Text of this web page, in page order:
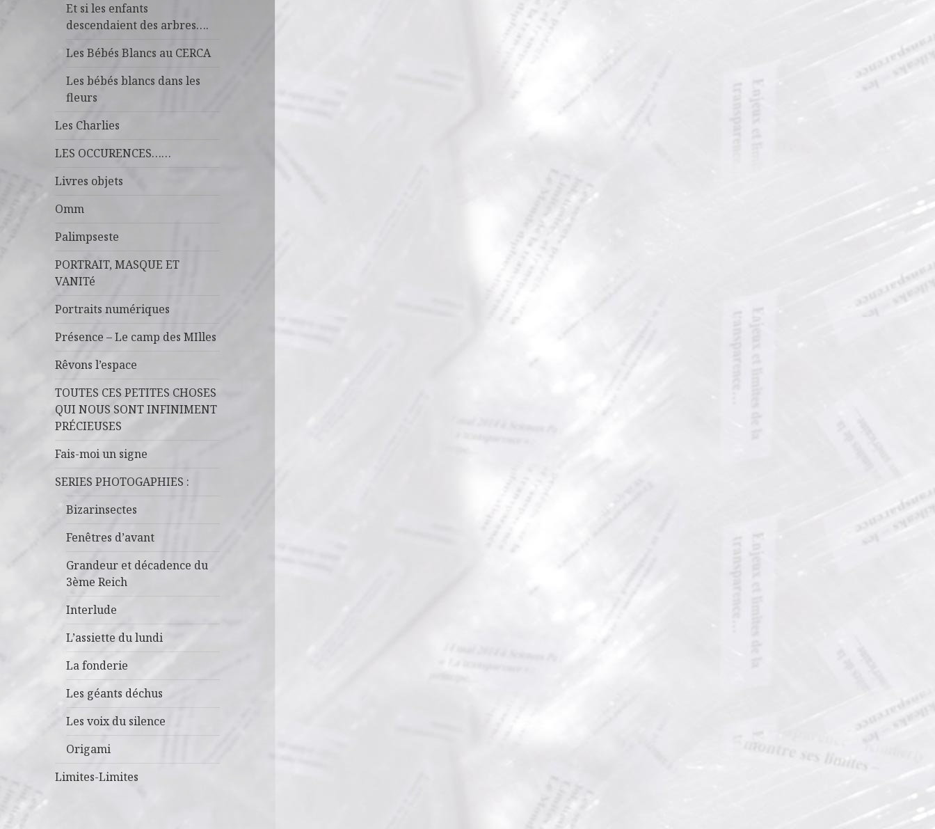
Et si les enfants
descendaient des arbres….
Les Bébés Blancs au CERCA
Les bébés blancs dans les
fleurs
Les Charlies
LES OCCURENCES……
Livres objets
Omm
Palimpseste
PORTRAIT, MASQUE ET
VANITé
Portraits numériques
Présence – Le camp des MIlles
Rêvons l’espace
TOUTES CES PETITES CHOSES
QUI NOUS SONT INFINIMENT
PRÉCIEUSES
Fais-moi un signe
SERIES PHOTOGAPHIES :
Bizarinsectes
Fenêtres d’avant
Grandeur et décadence du
3ème Reich
Interlude
L’assiette du lundi
La fonderie
Les géants déchus
Les voix du silence
Origami
Limites-Limites